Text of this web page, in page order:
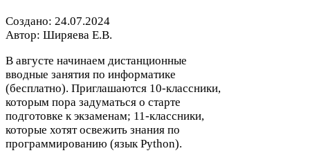
Создано: 24.07.2024
Автор: Ширяева Е.В.
В августе начинаем дистанционные
вводные занятия по информатике
(бесплатно). Приглашаются 10-​классники,
которым пора задуматься о старте
подготовке к экзаменам; 11-​классники,
которые хотят освежить знания по
программированию (язык Python).